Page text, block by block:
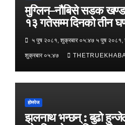
मुग्लिन–नौबिसे सडक
१३ गतेसम्म दिनको तीन
५ पुष २०८१, शुक्रबार ०५:४७ ५ पुष
शुक्रबार ०५:४७
होमपेज
झलनाथ भन्छन् : बुढो